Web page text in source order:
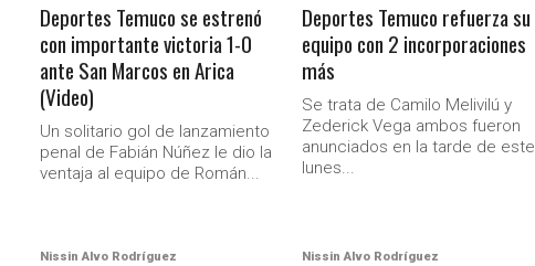
Deportes Temuco se estrenó
con importante victoria 1-0
ante San Marcos en Arica
(Video)
Un solitario gol de lanzamiento
penal de Fabián Núñez le dio la
ventaja al equipo de Román...
Nissin Alvo Rodríguez
Deportes Temuco refuerza su
equipo con 2 incorporaciones
más
Se trata de Camilo Melivilú y
Zederick Vega ambos fueron
anunciados en la tarde de este
lunes...
Nissin Alvo Rodríguez